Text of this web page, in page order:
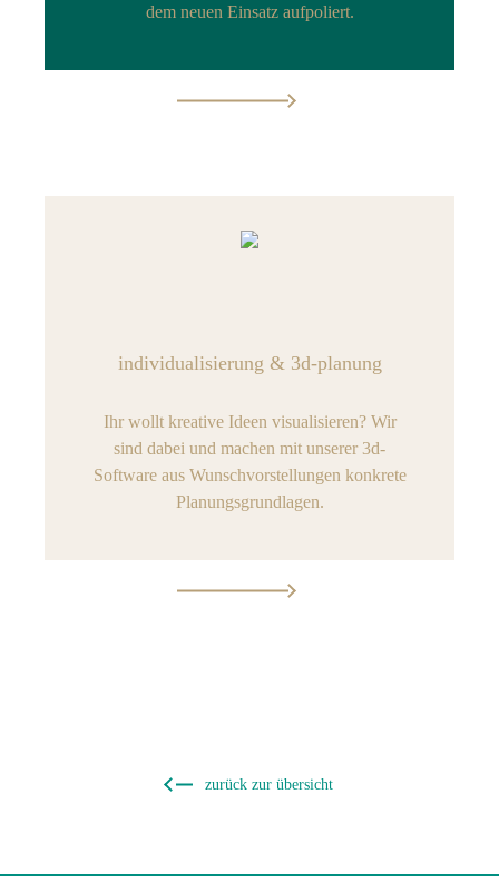
dem neuen Einsatz aufpoliert.
individualisierung & 3d-planung
Ihr wollt kreative Ideen visualisieren? Wir
sind dabei und machen mit unserer 3d-
Software aus Wunschvorstellungen konkrete
Planungsgrundlagen.
zurück zur übersicht